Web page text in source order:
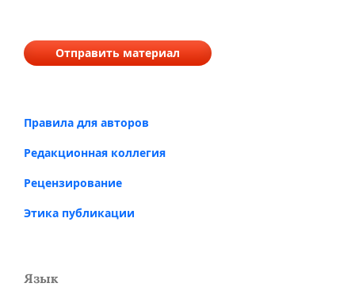
Отправить материал
Правила для авторов
Редакционная коллегия
Рецензирование
Этика публикации
Язык